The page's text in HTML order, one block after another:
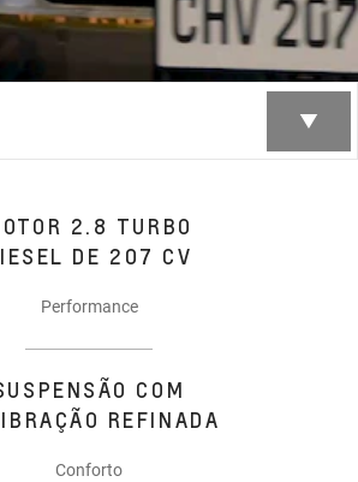
2.8 TURBO
DE 207 CV
Performance
COM
REFINADA
Conforto